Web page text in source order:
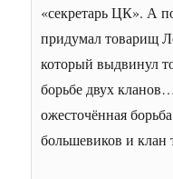
«секретарь ЦК». А
придумал товарищ
который выдвинул
борьбе двух
ожесточённая
большевиков и клан